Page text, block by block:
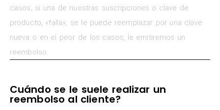
casos, si una de nuestras suscripciones o clave de
producto, «falla», se le puede reemplazar por una clave
nueva o en el peor de los casos, le emitiremos un
reembolso.
Cuándo se le suele realizar un
reembolso al cliente?